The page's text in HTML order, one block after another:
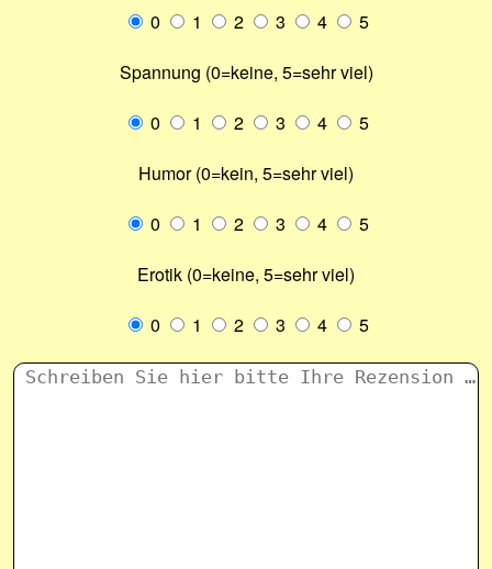
0
1 2 3 4
5
Spannung (0=keine, 5=sehr viel)
0
1 2 3 4
5
Humor (0=kein, 5=sehr viel)
0
1 2 3 4
5
Erotik (0=keine, 5=sehr viel)
0
1 2 3 4 5